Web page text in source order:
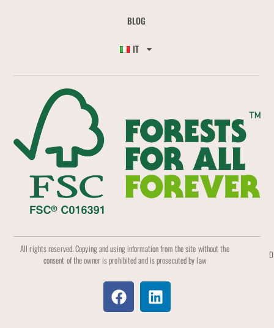
BLOG
IT
All rights reserved. Copying and using information from the site without the
consent of the owner is prohibited and is prosecuted by law